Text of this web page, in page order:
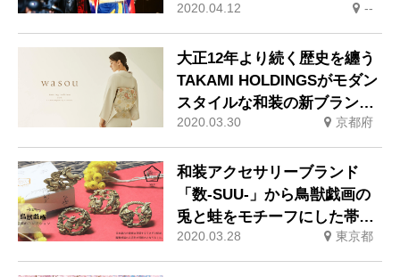
擢 YOSHIKIの革新的な着物
スタイルが国際的な評価を獲
得
2020.04.12 --
大正12年より続く歴史を纏う
TAKAMI HOLDINGSがモダン
スタイルな和装の新ブランド
「wasou」
2020.03.30 京都府
和装アクセサリーブランド
「数-SUU-」から鳥獣戯画の
兎と蛙をモチーフにした帯留
めが新登場！
2020.03.28 東京都